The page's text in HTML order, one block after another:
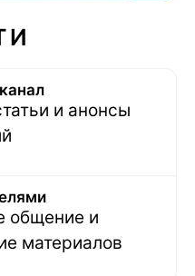
и анонсы
общение и
материалов